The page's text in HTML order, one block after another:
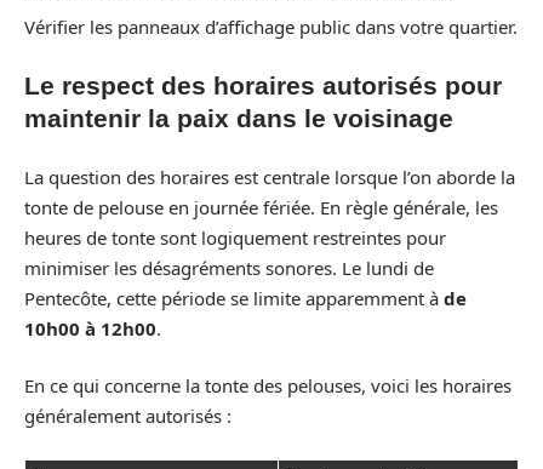
Vérifier les panneaux d’affichage public dans votre quartier.
Le respect des horaires autorisés pour
maintenir la paix dans le voisinage
La question des horaires est centrale lorsque l’on aborde la
tonte de pelouse en journée fériée. En règle générale, les
heures de tonte sont logiquement restreintes pour
minimiser les désagréments sonores. Le lundi de
Pentecôte, cette période se limite apparemment à de
10h00 à 12h00.
En ce qui concerne la tonte des pelouses, voici les horaires
généralement autorisés :